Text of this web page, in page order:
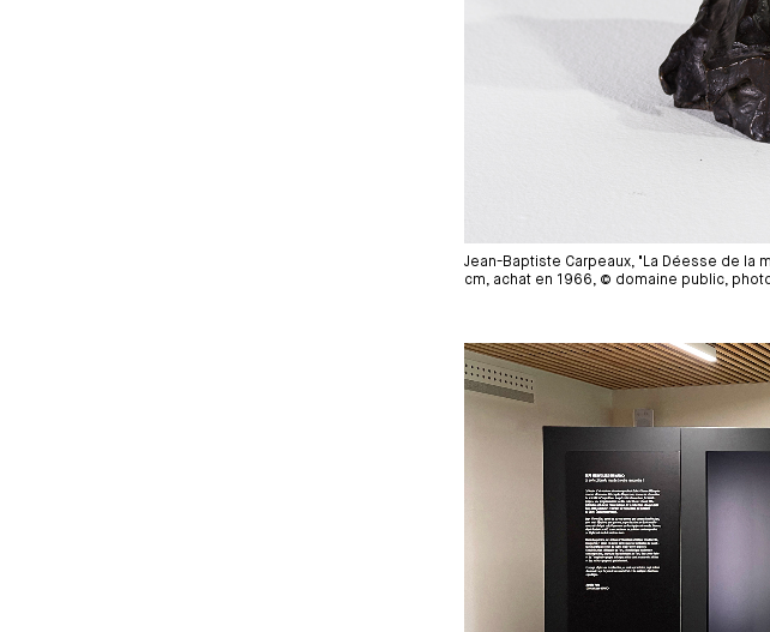
Jean-Baptiste Carpeaux, "La Déesse de la
cm, achat en 1966, © domaine public,
Média